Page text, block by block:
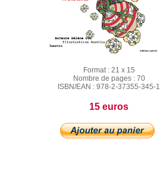
Format : 21 x 15
Nombre de pages : 70
ISBN/EAN : 978-2-37355-345-1
15 euros